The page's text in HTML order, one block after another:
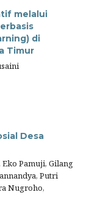
melalui
di
Timur
Desa
Pamuji, Gilang
Putri
Nugroho,